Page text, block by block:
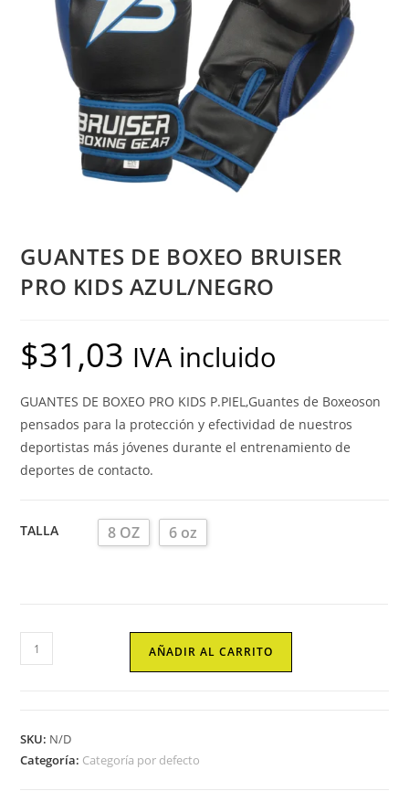
GUANTES DE BOXEO BRUISER
PRO KIDS AZUL/NEGRO
$31,03 IVA incluido
GUANTES DE BOXEO PRO KIDS P.PIEL,Guantes de Boxeoson
pensados para la protección y efectividad de nuestros
deportistas más jóvenes durante el entrenamiento de
deportes de contacto.
TALLA 8 OZ 6 oz
GUANTES
DE
PRO
KIDS
AÑADIR AL CARRITO
SKU: N/D
Categoría: Categoría por defecto